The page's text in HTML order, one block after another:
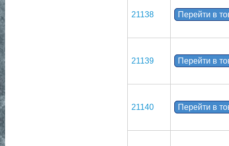
21138 Перейти в
21139 Перейти в
21140 Перейти в